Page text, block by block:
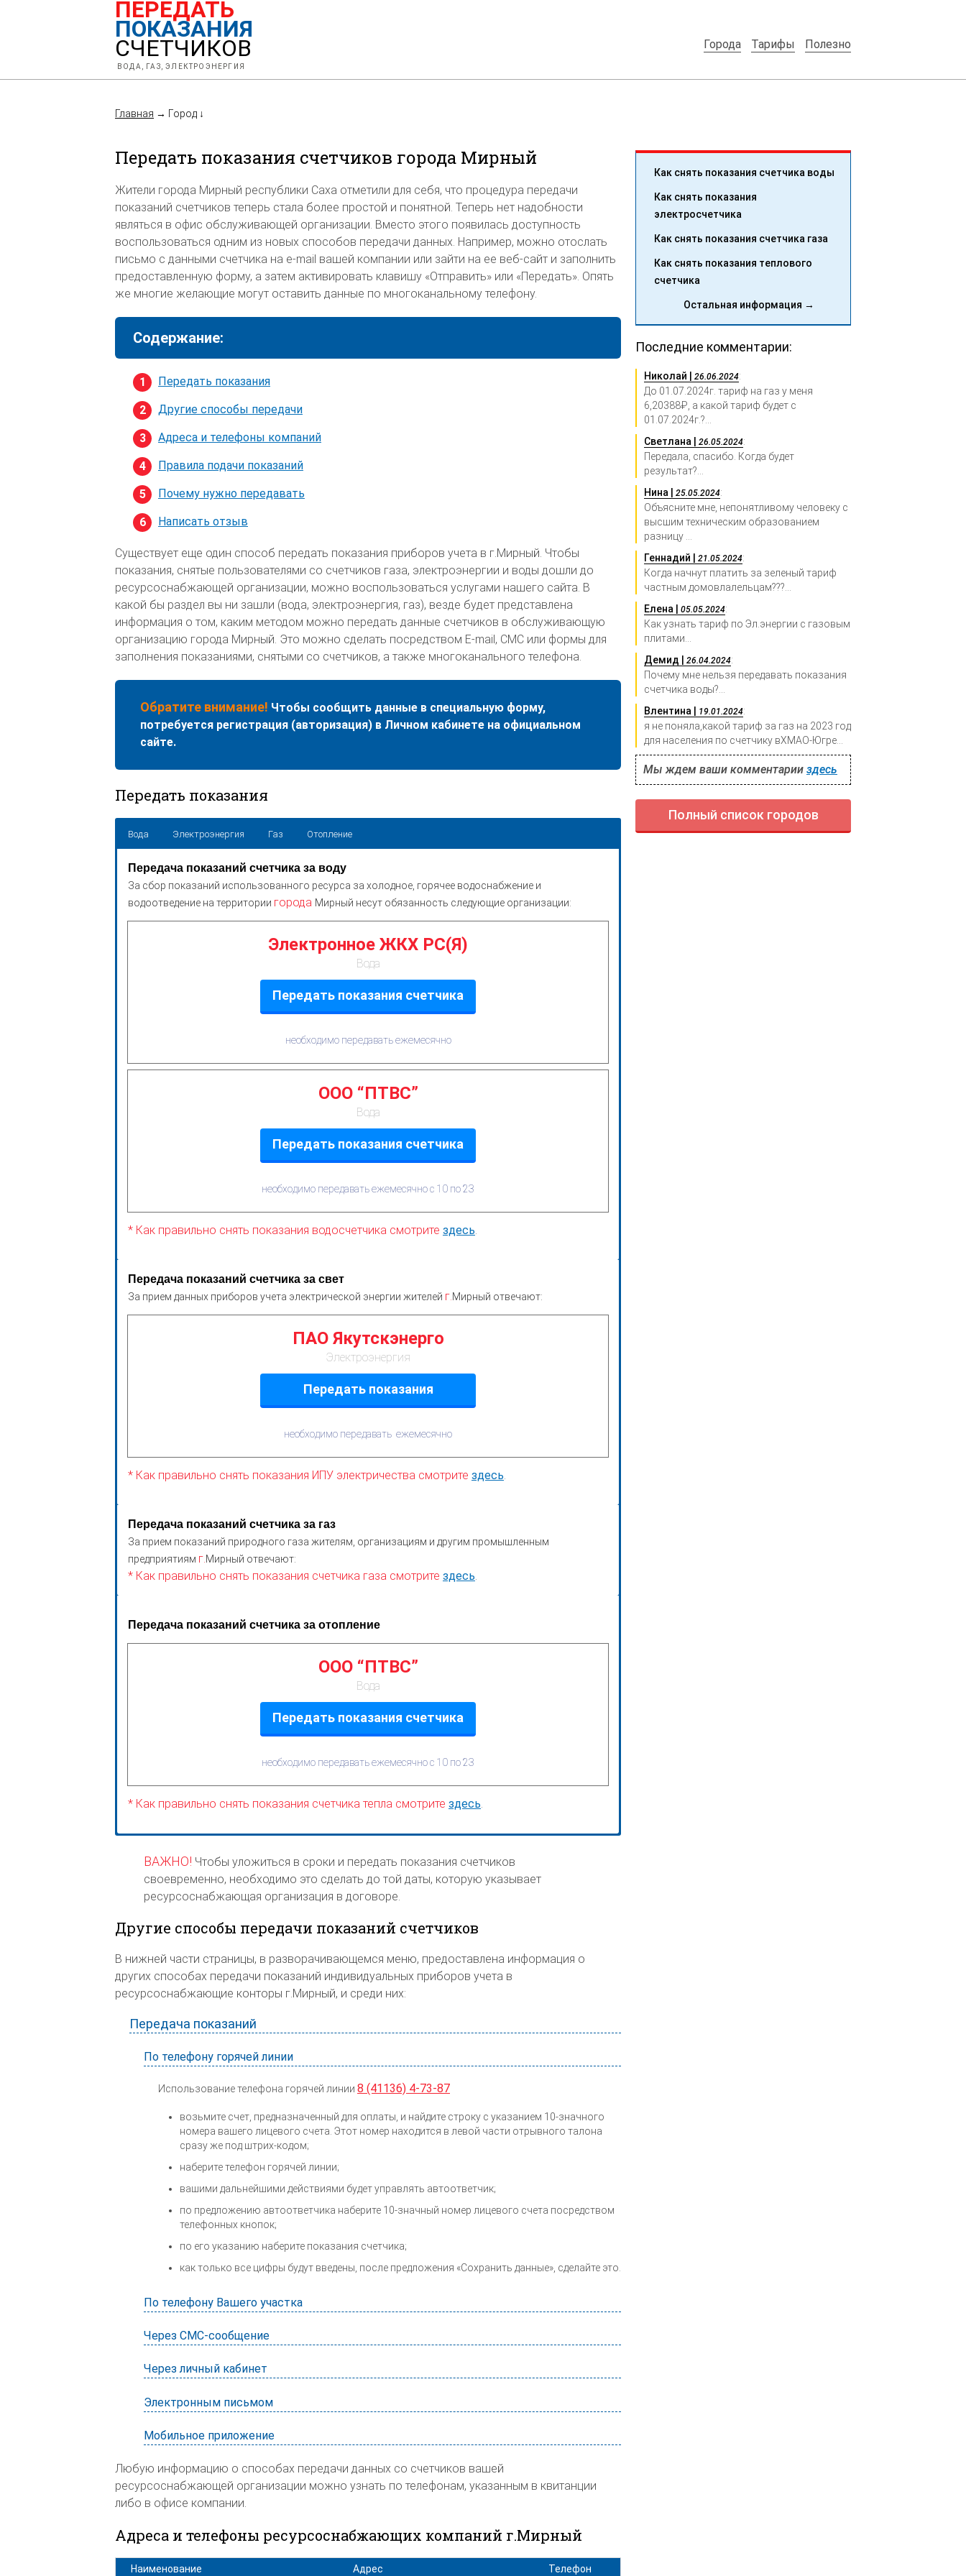
ПЕРЕДАТЬ
ПОКАЗАНИЯ
СЧЕТЧИКОВ
ВОДА, ГАЗ, ЭЛЕКТРОЭНЕРГИЯ
Города Тарифы Полезно
Главная → Город ↓
Передать показания счетчиков города Мирный
Жители города Мирный республики Саха отметили для себя, что процедура передачи
показаний счетчиков теперь стала более простой и понятной. Теперь нет надобности
являться в офис обслуживающей организации. Вместо этого появилась доступность
воспользоваться одним из новых способов передачи данных. Например, можно отослать
письмо с данными счетчика на e-mail вашей компании или зайти на ее веб-сайт и заполнить
предоставленную форму, а затем активировать клавишу «Отправить» или «Передать». Опять
же многие желающие могут оставить данные по многоканальному телефону.
Содержание:
Передать показания
Другие способы передачи
Адреса и телефоны компаний
Правила подачи показаний
Почему нужно передавать
Написать отзыв
Существует еще один способ передать показания приборов учета в г.Мирный. Чтобы
показания, снятые пользователями со счетчиков газа, электроэнергии и воды дошли до
ресурсоснабжающей организации, можно воспользоваться услугами нашего сайта. В
какой бы раздел вы ни зашли (вода, электроэнергия, газ), везде будет представлена
информация о том, каким методом можно передать данные счетчиков в обслуживающую
организацию города Мирный. Это можно сделать посредством E-mail, СМС или формы для
заполнения показаниями, снятыми со счетчиков, а также многоканального телефона.
Обратите внимание! Чтобы сообщить данные в специальную форму,
потребуется регистрация (авторизация) в Личном кабинете на официальном
сайте.
Передать показания
Вода Электроэнергия Газ Отопление
Передача показаний счетчика за воду
За сбор показаний использованного ресурса за холодное, горячее водоснабжение и
водоотведение на территории города Мирный несут обязанность следующие организации:
Электронное ЖКХ РС(Я)
Вода
Передать показания счетчика
необходимо передавать ежемесячно
ООО “ПТВС”
Вода
Передать показания счетчика
необходимо передавать ежемесячно с 10 по 23
* Как правильно снять показания водосчетчика смотрите здесь
Передача показаний счетчика за свет
За прием данных приборов учета электрической энергии жителей г. Мирный отвечают:
ПАО Якутскэнерго
Электроэнергия
Передать показания
необходимо передавать ежемесячно
* Как правильно снять показания ИПУ электричества смотрите здесь
Передача показаний счетчика за газ
За прием показаний природного газа жителям, организациям и другим промышленным
предприятиям г. Мирный отвечают:
* Как правильно снять показания счетчика газа смотрите здесь
Передача показаний счетчика за отопление
ООО “ПТВС”
Вода
Передать показания счетчика
необходимо передавать ежемесячно с 10 по 23
* Как правильно снять показания счетчика тепла смотрите здесь
ВАЖНО! Чтобы уложиться в сроки и передать показания счетчиков
своевременно, необходимо это сделать до той даты, которую указывает
ресурсоснабжающая организация в договоре.
Другие способы передачи показаний счетчиков
В нижней части страницы, в разворачивающемся меню, предоставлена информация о
других способах передачи показаний индивидуальных приборов учета в
ресурсоснабжающие конторы г.Мирный, и среди них:
Передача показаний
По телефону горячей линии
Использование телефона горячей линии 8 (41136) 4-73-87
возьмите счет, предназначенный для оплаты, и найдите строку с указанием 10-значного
номера вашего лицевого счета. Этот номер находится в левой части отрывного талона
сразу же под штрих-кодом;
наберите телефон горячей линии;
вашими дальнейшими действиями будет управлять автоответчик;
по предложению автоответчика наберите 10-значный номер лицевого счета посредством
телефонных кнопок;
по его указанию наберите показания счетчика;
как только все цифры будут введены, после предложения «Сохранить данные», сделайте это.
По телефону Вашего участка
Через СМС-сообщение
Через личный кабинет
Электронным письмом
Мобильное приложение
Любую информацию о способах передачи данных со счетчиков вашей
ресурсоснабжающей организации можно узнать по телефонам, указанным в квитанции
либо в офисе компании.
Адреса и телефоны ресурсоснабжающих компаний г.Мирный
Наименование Адрес Телефон
Как снять показания счетчика воды
Как снять показания
электросчетчика
Как снять показания счетчика газа
Как снять показания теплового
счетчика
Остальная информация →
Последние комментарии:
Николай | 26.06.2024:
До 01.07.2024г. тариф на газ у меня
6,20388₽, а какой тариф будет с
01.07.2024г.?...
Светлана | 26.05.2024:
Передала, спасибо. Когда будет
результат?...
Нина | 25.05.2024:
Объясните мне, непонятливому человеку с
высшим техническим образованием
разницу ...
Геннадий | 21.05.2024:
Когда начнут платить за зеленый тариф
частным домовлалельцам???...
Елена | 05.05.2024:
Как узнать тариф по Эл.энергии с газовым
плитами...
Демид | 26.04.2024:
Почему мне нельзя передавать показания
счетчика воды?...
Влентина |
19.01.2024:
я не поняла,какой тариф за газ на 2023 год
для населения по счетчику вХМАО-Югре...
Мы ждем ваши комментарии здесь
Полный список городов